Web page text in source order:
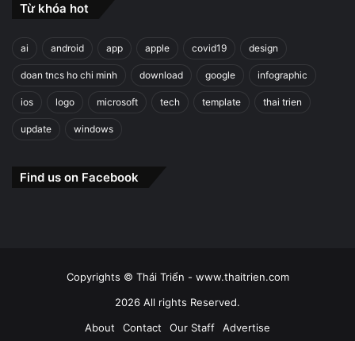
Từ khóa hot
ai android app apple covid19 design
doan tncs ho chi minh download google infographic
ios logo microsoft tech template thai trien
update windows
Find us on Facebook
Copyrights © Thái Triển - www.thaitrien.com
2026 All rights Reserved.
About
Contact Our Staff Advertise